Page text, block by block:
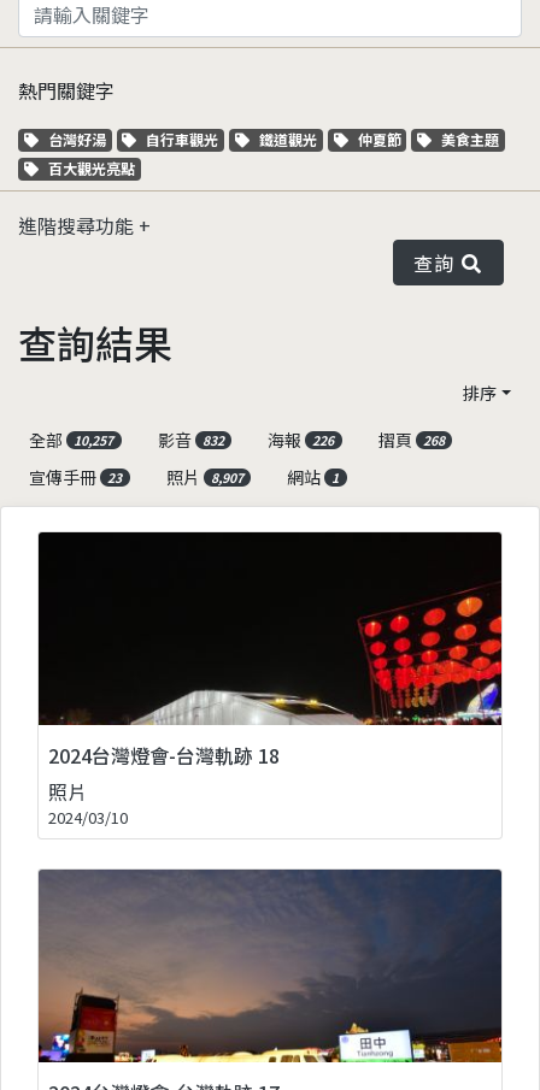
熱門關鍵字
關鍵字標籤
台灣好湯 關鍵字標籤
自行車觀光 關鍵字標籤
鐵道觀光 關鍵字標籤
仲夏節 關鍵字標籤
美食主題
關鍵字標籤
百大觀光亮點
進階搜尋功能
查詢
查詢結果
排序
全部
10,257 影音 832 海報 226 摺頁 268
宣傳手冊 23 照片 8,907 網站 1
2024台灣燈會-台灣軌跡 18
照片
2024/03/10